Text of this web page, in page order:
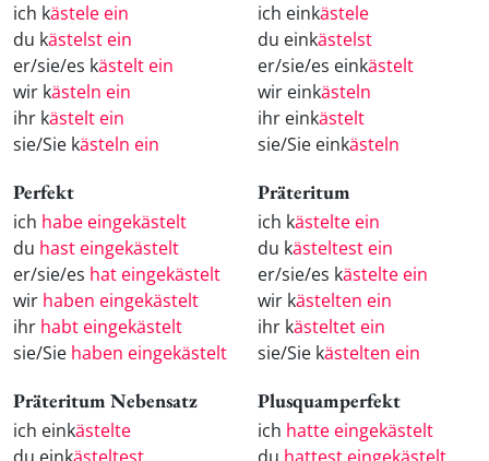
ich kästele ein
du kästelst ein
er/sie/es kästelt ein
wir kästeln ein
ihr kästelt ein
sie/Sie kästeln ein
ich einkästele
du einkästelst
er/sie/es einkästelt
wir einkästeln
ihr einkästelt
sie/Sie einkästeln
Perfekt
ich habe eingekästelt
du hast eingekästelt
er/sie/es hat eingekästelt
wir haben eingekästelt
ihr habt eingekästelt
sie/Sie haben eingekästelt
Präteritum
ich kästelte ein
du kästeltest ein
er/sie/es kästelte ein
wir kästelten ein
ihr kästeltet ein
sie/Sie kästelten ein
Präteritum Nebensatz
ich einkästelte
du einkästeltest
Plusquamperfekt
ich hatte eingekästelt
du hattest eingekästelt